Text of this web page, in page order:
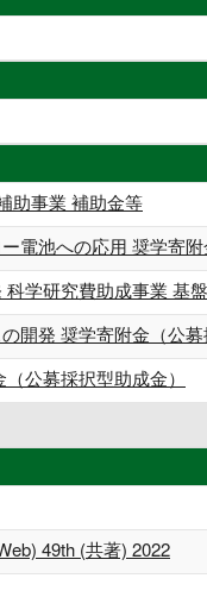
助事業 補助金等
電池への応用 奨学寄附
学研究費助成事業 基
開発 奨学寄附金（公募
公募採択型助成金）
49th (共著) 2022